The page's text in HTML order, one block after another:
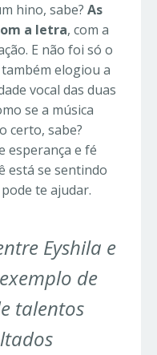
hino, sabe? As
a letra, com a
E não foi só o
elogiou a
vocal das duas
se a música
certo, sabe?
esperança e fé
está se sentindo
pode te ajudar.
Eyshila e
de
talentos